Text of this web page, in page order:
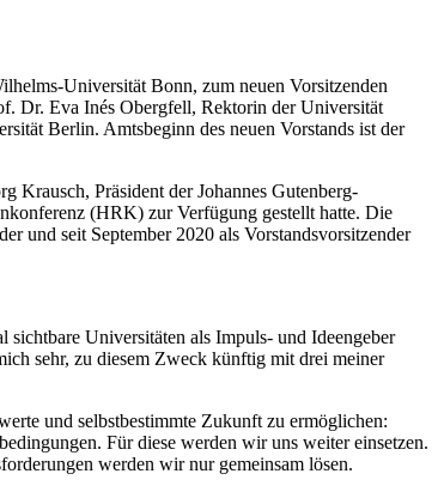
Universität Bonn, zum neuen Vorsitzenden
Dr. Eva Inés Obergfell, Rektorin der Universität
Berlin. Amtsbeginn des neuen Vorstands ist der
Krausch, Präsident der Johannes Gutenberg-
(HRK) zur Verfügung gestellt hatte. Die
und seit September 2020 als Vorstandsvorsitzender
Universitäten als Impuls- und Ideengeber
sehr, zu diesem Zweck künftig mit drei meiner
und selbstbestimmte Zukunft zu ermöglichen:
Für diese werden wir uns weiter einsetzen.
werden wir nur gemeinsam lösen.